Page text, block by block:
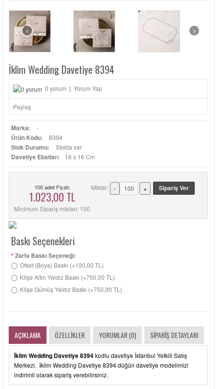
‹ ›
İklim Wedding Davetiye 8394
0 yorum | Yorum Yap
Paylaş
Marka: -
Ürün Kodu: 8394
Stok Durumu: Stokta var
Davetiye Ebatları 16 x 16 Cm
100 adet Fiyatı:
1.023,00 TL
Minimum Sipariş miktarı: 100
Miktar:
Baskı Seçenekleri
*Zarfa Baskı Seçeneği:
Ofset (Boya) Baskı (+100,00 TL)
Klişe Altın Yaldız Baskı (+750,00 TL)
Klişe Gümüş Yaldız Baskı (+750,00 TL)
AÇIKLAMA ÖZELLIKLER YORUMLAR (0) SIPARIŞ DETAYLARI
İklim Wedding Davetiye 8394kodlu davetiye İstanbul Yetkili Satış
Merkezi. İklim Wedding Davetiye 8394 düğün davetiye modelimizi
indirimli olarak sipariş verebilirsiniz.